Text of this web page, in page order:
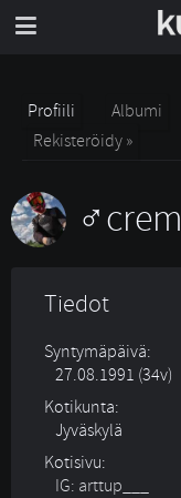
Profiili Albumi
Rekisteröidy »
crem
Tiedot
Syntymäpäivä:
27.08.1991 (34v)
Kotikunta:
Jyväskylä
Kotisivu:
IG: arttup___